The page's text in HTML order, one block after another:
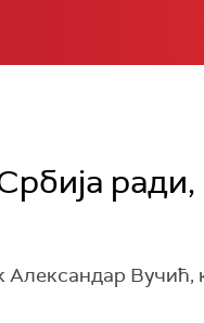
ради,
Вучић,